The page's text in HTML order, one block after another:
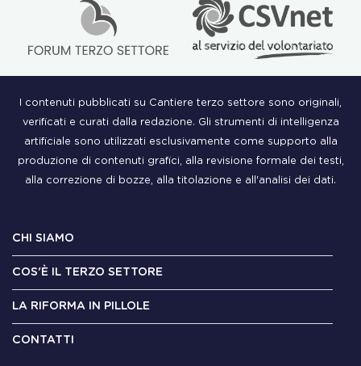
I contenuti pubblicati su Cantiere terzo settore sono originali,
verificati e curati dalla redazione. Gli strumenti di intelligenza
artificiale sono utilizzati esclusivamente come supporto alla
produzione di contenuti grafici, alla revisione formale dei testi,
alla correzione di bozze, alla titolazione e all'analisi dei dati.
CHI SIAMO
COS'È IL TERZO SETTORE
LA RIFORMA IN PILLOLE
CONTATTI